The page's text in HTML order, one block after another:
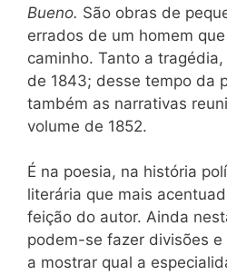
Bueno. São obras de
errados de um homem
caminho. Tanto a
de 1843; desse tempo da
também as narrativas
volume de 1852.
É na poesia, na história
literária que mais
feição do autor. Ainda
podem-se fazer divisões
a mostrar qual a